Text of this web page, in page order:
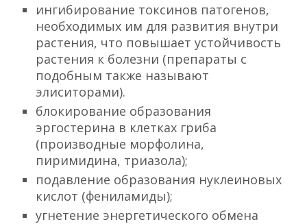
ингибирование токсинов патогенов,
необходимых им для развития внутри
растения, что повышает устойчивость
растения к болезни (препараты с
подобным также называют
элиситорами).
блокирование образования
эргостерина в клетках гриба
(производные морфолина,
пиримидина, триазола);
подавление образования нуклеиновых
кислот (фениламиды);
угнетение энергетического обмена